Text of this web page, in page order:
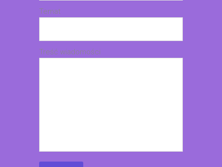
Temat
Treść wiadomości